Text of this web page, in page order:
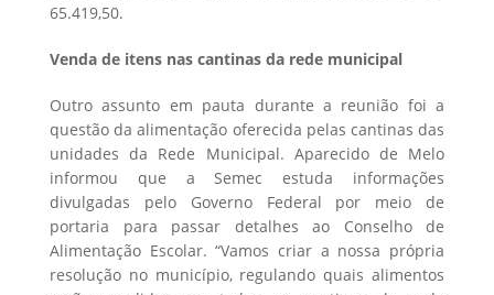
65.419,50.
Venda de itens nas cantinas da rede municipal
Outro assunto em pauta durante a reunião foi a
questão da alimentação oferecida pelas cantinas das
unidades da Rede Municipal. Aparecido de Melo
informou que a Semec estuda informações
divulgadas pelo Governo Federal por meio de
portaria para passar detalhes ao Conselho de
Alimentação Escolar. “Vamos criar a nossa própria
resolução no município, regulando quais alimentos